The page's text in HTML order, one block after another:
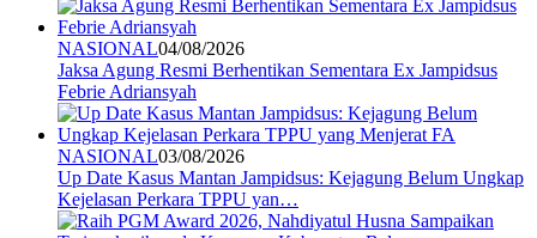
NASIONAL04/08/2026
Jaksa Agung Resmi Berhentikan Sementara Ex Jampidsus
Febrie Adriansyah
NASIONAL03/08/2026
Up Date Kasus Mantan Jampidsus: Kejagung Belum Ungkap
Kejelasan Perkara TPPU yan…